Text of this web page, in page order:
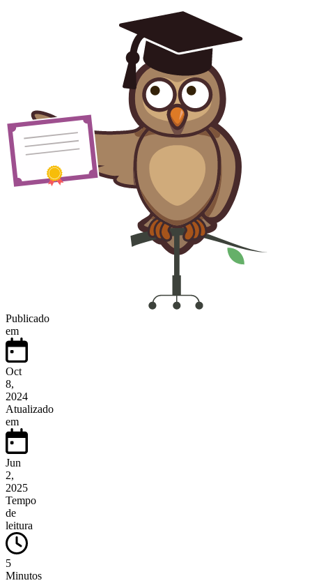
Publicado
em
Oct
8,
2024
Atualizado
em
Jun
2,
2025
Tempo
de
leitura
5
Minutos